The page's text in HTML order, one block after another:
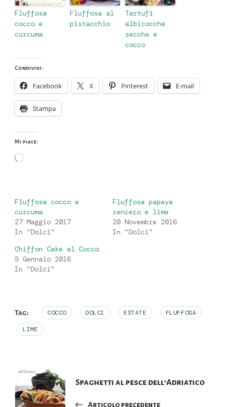
Fluffosa
cocco e
curcuma
Fluffosa al
pistacchio
Tartufi
albicocche
secche e
cocco
Condividi:
Facebook X Pinterest E-mail
Stampa
Mi piace:
Caricamento
Fluffosa cocco e
curcuma
27 Maggio 2017
In "Dolci"
Fluffosa papaya
zenzero e lime
20 Novembre 2016
In "Dolci"
Chiffon Cake al Cocco
5 Gennaio 2016
In "Dolci"
Tag: COCCO DOLCI ESTATE FLUFFOSA
LIME
Navigazione
articoli
Spaghetti al pesce dell’Adriatico
Articolo precedente